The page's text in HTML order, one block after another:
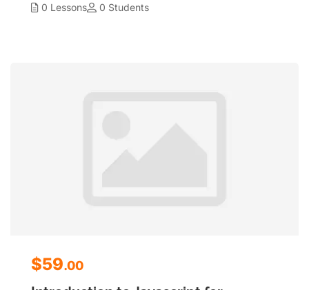
0 Lessons 0 Students
$59.00